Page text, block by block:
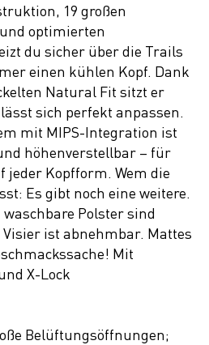
19 großen
optimierten
du sicher über die Trails
einen kühlen Kopf. Dank
Natural Fit sitzt er
sich perfekt anpassen.
mit MIPS-Integration ist
höhenverstellbar – für
Kopfform. Wem die
Es gibt noch eine weitere.
Polster sind
ist abnehmbar. Mattes
Mit
X-Lock
Belüftungsöffnungen;